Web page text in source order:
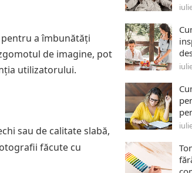
a îmbunătăți
de imagine, pot
utilizatorului.
sau de calitate slabă,
făcute cu